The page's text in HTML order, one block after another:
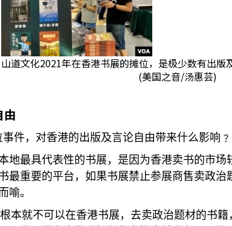
山道文化2021年在香港书展的摊位，是极少数有出版
(美国之音/汤惠芸)
事件，对香港的出版及言论自由带来什么影响﹖
地最具代表性的书展，是因为香港卖书的市场
最重要的平台，如果书展禁止参展商售卖政
喻。
根本就不可以在香港书展，去卖政治题材的书